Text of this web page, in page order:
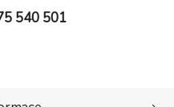
540 501